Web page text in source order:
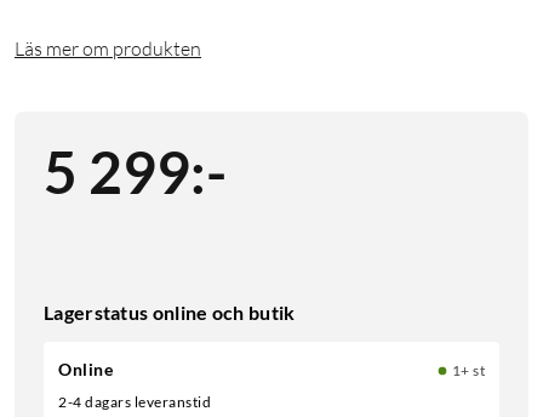
Läs mer om produkten
5 299:-
Lagerstatus online och butik
Online
1+ st
2-4 dagars leveranstid